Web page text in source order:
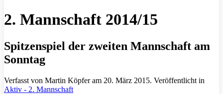
2. Mannschaft 2014/15
Spitzenspiel der zweiten Mannschaft am
Sonntag
Verfasst von Martin Köpfer am 20. März 2015. Veröffentlicht in
Aktiv - 2. Mannschaft